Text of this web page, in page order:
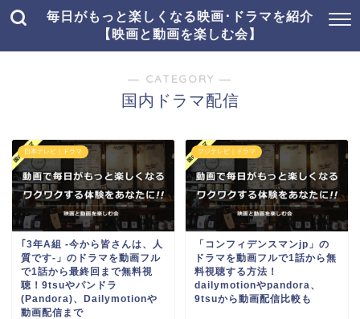
毎日がもっと楽しくなる映画･ドラマを紹介
【映画と動画を楽しむ会】
― CATEGORY ―
国内ドラマ配信
日本テレビ｜ドラマ
｢3年A組 -今から皆さんは、人
質です-」のドラマを動画フル
で1話から最終回まで無料視
聴！9tsuやパンドラ
(Pandora)、Dailymotionや
動画配信まで
フジテレビ｜ドラマ
「コンフィデンスマンjp」の
ドラマを動画フルで1話から無
料視聴する方法！
dailymotionやpandora、
9tsuから動画配信比較も